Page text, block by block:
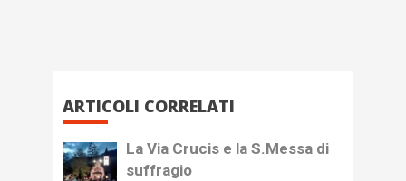
ARTICOLI CORRELATI
La Via Crucis e la S.Messa di
suffragio